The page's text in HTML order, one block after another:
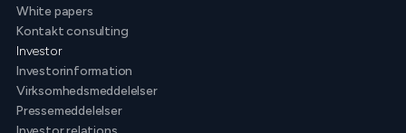
White papers
Kontakt consulting
Investor
Investorinformation
Virksomhedsmeddelelser
Pressemeddelelser